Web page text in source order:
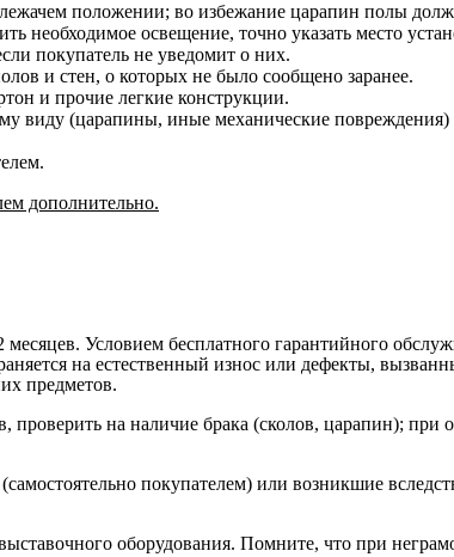
положении; во избежание царапин полы
необходимое освещение, точно указать место
покупатель не уведомит о них.
и стен, о которых не было сообщено заранее.
и прочие легкие конструкции.
виду (царапины, иные механические
дополнительно.
Условием бесплатного гарантийного
на естественный износ или дефекты,
предметов.
на наличие брака (сколов, царапин); при
покупателем) или возникшие
оборудования. Помните, что при